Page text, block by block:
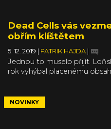
Dead Cells vás
obřím klíštětem
5. 12. 2019 PATRIK HAJDA
Jednou to muselo přijít.
rok vyhýbal placenému
totiž nebude zdarma, ale
Ovšem jeho obsah za to
NOVINKY